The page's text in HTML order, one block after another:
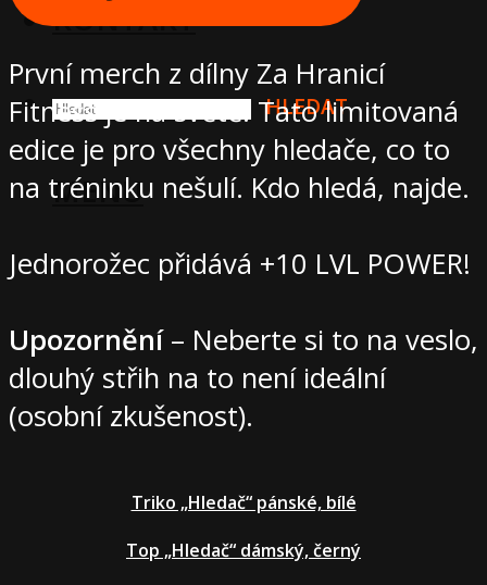
KONTAKT
HLEDAT
MENU
První merch z dílny Za Hranicí
Fitness je na světě! Tato limitovaná
edice je pro všechny hledače, co to
na tréninku nešulí. Kdo hledá, najde.
Jednorožec přidává +10 LVL POWER!
Upozornění– Neberte si to na veslo,
dlouhý střih na to není ideální
(osobní zkušenost).
Triko „Hledač“ pánské, bílé
Top „Hledač“ dámský, černý